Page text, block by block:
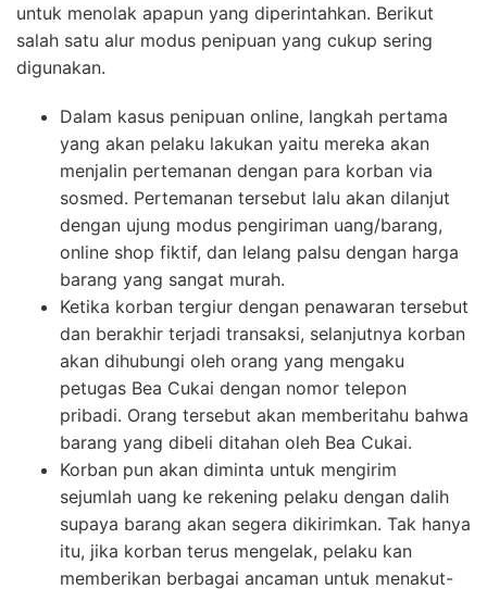
untuk menolak apapun yang diperintahkan. Berikut
salah satu alur modus penipuan yang cukup sering
digunakan.
Dalam kasus penipuan online, langkah pertama
yang akan pelaku lakukan yaitu mereka akan
menjalin pertemanan dengan para korban via
sosmed. Pertemanan tersebut lalu akan dilanjut
dengan ujung modus pengiriman uang/barang,
online shop fiktif, dan lelang palsu dengan harga
barang yang sangat murah.
Ketika korban tergiur dengan penawaran tersebut
dan berakhir terjadi transaksi, selanjutnya korban
akan dihubungi oleh orang yang mengaku
petugas Bea Cukai dengan nomor telepon
pribadi. Orang tersebut akan memberitahu bahwa
barang yang dibeli ditahan oleh Bea Cukai.
Korban pun akan diminta untuk mengirim
sejumlah uang ke rekening pelaku dengan dalih
supaya barang akan segera dikirimkan. Tak hanya
itu, jika korban terus mengelak, pelaku kan
memberikan berbagai ancaman untuk menakut-